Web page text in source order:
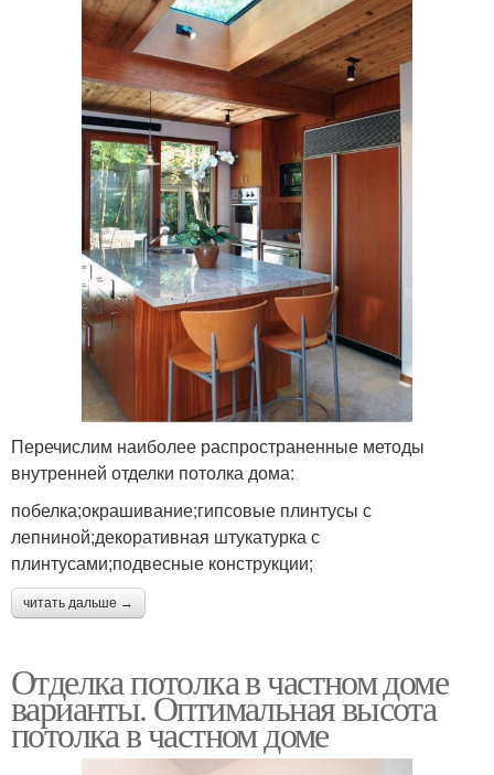
Перечислим наиболее распространенные методы
внутренней отделки потолка дома:
побелка;окрашивание;гипсовые плинтусы с
лепниной;декоративная штукатурка с
плинтусами;подвесные конструкции;
читать дальше →
Отделка потолка в частном доме
варианты. Оптимальная высота
потолка в частном доме